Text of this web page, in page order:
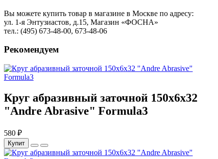
Вы можете купить товар в магазине в Москве по адресу:
ул. 1-я Энтузиастов, д.15, Магазин «ФОСНА»
тел.: (495) 673-48-00, 673-48-06
Рекомендуем
Круг абразивный заточной 150х6х32
"Andre Abrasive" Formula3
580 ₽
Купит